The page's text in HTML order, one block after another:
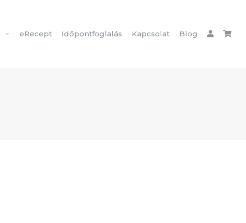
eRecept Időpontfoglalás Kapcsolat Blog